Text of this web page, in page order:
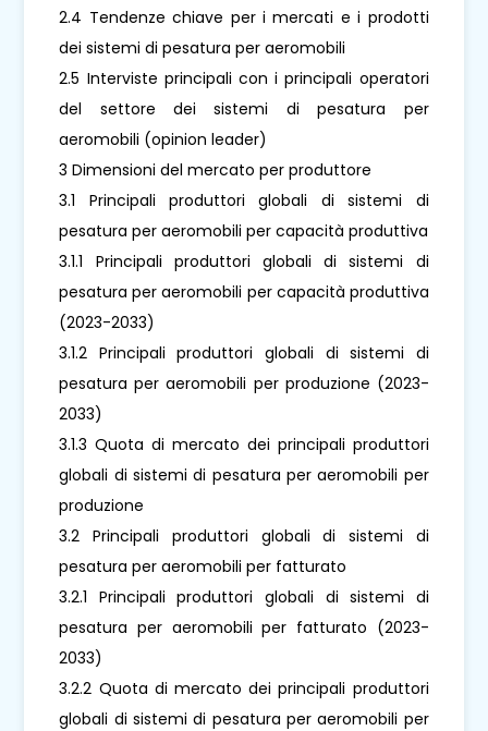
2.4 Tendenze chiave per i mercati e i prodotti
dei sistemi di pesatura per aeromobili
2.5 Interviste principali con i principali operatori
del settore dei sistemi di pesatura per
aeromobili (opinion leader)
3 Dimensioni del mercato per produttore
3.1 Principali produttori globali di sistemi di
pesatura per aeromobili per capacità produttiva
3.1.1 Principali produttori globali di sistemi di
pesatura per aeromobili per capacità produttiva
(2023-2033)
3.1.2 Principali produttori globali di sistemi di
pesatura per aeromobili per produzione (2023-
2033)
3.1.3 Quota di mercato dei principali produttori
globali di sistemi di pesatura per aeromobili per
produzione
3.2 Principali produttori globali di sistemi di
pesatura per aeromobili per fatturato
3.2.1 Principali produttori globali di sistemi di
pesatura per aeromobili per fatturato (2023-
2033)
3.2.2 Quota di mercato dei principali produttori
globali di sistemi di pesatura per aeromobili per